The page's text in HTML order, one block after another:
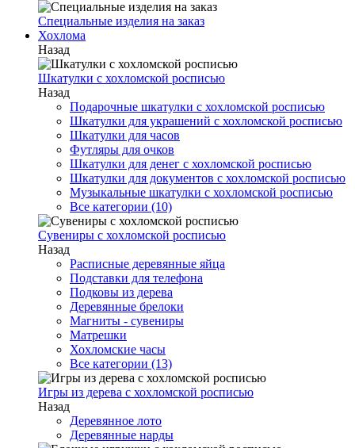
Специальные изделия на заказ
Хохлома
Назад
Шкатулки с хохломской росписью
Назад
Подарочные шкатулки с хохломской росписью
Шкатулки для украшений с хохломской росписью
Шкатулки для часов
Футляры для очков
Шкатулки для денег с хохломской росписью
Шкатулки для документов с хохломской росписью
Музыкальные шкатулки с хохломской росписью
Все категории (10)
Сувениры с хохломской росписью
Назад
Расписные деревянные яйца
Подставки для телефона
Подковы из дерева
Деревянные брелоки
Магниты - сувениры
Матрешки
Хохломские часы
Все категории (13)
Игры из дерева с хохломской росписью
Назад
Деревянное лото
Деревянные нарды